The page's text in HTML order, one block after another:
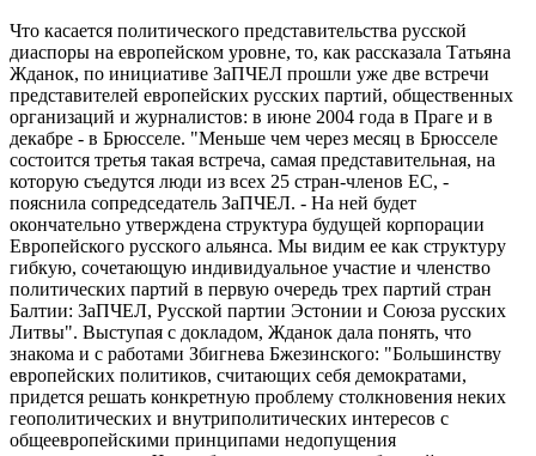
Что касается политического представительства русской
диаспоры на европейском уровне, то, как рассказала Татьяна
Жданок, по инициативе ЗаПЧЕЛ прошли уже две встречи
представителей европейских русских партий, общественных
организаций и журналистов: в июне 2004 года в Праге и в
декабре - в Брюсселе. "Меньше чем через месяц в Брюсселе
состоится третья такая встреча, самая представительная, на
которую съедутся люди из всех 25 стран-членов ЕС, -
пояснила сопредседатель ЗаПЧЕЛ. - На ней будет
окончательно утверждена структура будущей корпорации
Европейского русского альянса. Мы видим ее как структуру
гибкую, сочетающую индивидуальное участие и членство
политических партий в первую очередь трех партий стран
Балтии: ЗаПЧЕЛ, Русской партии Эстонии и Союза русских
Литвы". Выступая с докладом, Жданок дала понять, что
знакома и с работами Збигнева Бжезинского: "Большинству
европейских политиков, считающих себя демократами,
придется решать конкретную проблему столкновения неких
геополитических и внутриполитических интересов с
общеевропейскими принципами недопущения